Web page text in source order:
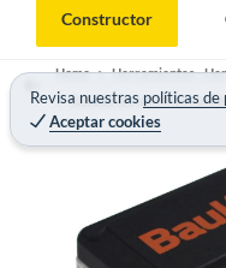
n
Constructor
Revisa nuestras políticas de
Aceptar cookies
Home
Herramientas -
Accesorios para